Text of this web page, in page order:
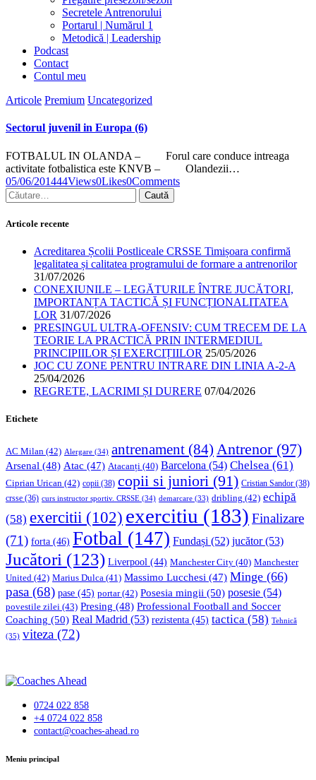
Secretele Antrenorului
Portarul | Numărul 1
Metodică | Leadership
Podcast
Contact
Contul meu
facebook-
twitter-
dribble-
instagram
Articole Premium Uncategorized
Sectorul juvenil in Europa (6)
FOTBALUL IN OLANDA – Forul care conduce intreaga
activitate fotbalistica este KNVB – Olandezii…
05/06/201444Views0Likes0Comments
Caută
după:
Articole recente
Acreditarea Școlii Postliceale CRSSE Timișoara confirmă
legalitatea și calitatea programului de formare a antrenorilor
31/07/2026
CONEXIUNILE – LEGĂTURILE ÎNTRE JUCĂTORI,
IMPORTANȚA TACTICĂ ȘI FUNCȚIONALITATEA
LOR 31/07/2026
PRESINGUL ULTRA-OFENSIV: CUM TRECEM DE LA
TEORIE LA PRACTICĂ PRIN INTERMEDIUL
PRINCIPIILOR ȘI EXERCIȚIILOR 25/05/2026
JOC CU ZONE PENTRU INTRARE DIN LINIA A-2-A
25/04/2026
REGRETE, LACRIMI ȘI DURERE 07/04/2026
Etichete
AC Milan (42) Alergare (34) antrenament (84) Antrenor(97)
Arsenal (48) Atac (47) Atacanți (40) Barcelona (54) Chelsea (61)
Ciprian Urican (42) copii (38) copii si juniori (91) Cristian Sandor (38)
crsse (36) curs instructor sportiv. CRSSE (34) demarcare (33) dribling (42) echipă
(58) exercitii (102) exercitiu (183) Finalizare
(71) forta (46) Fotbal (147) Fundași (52) jucător(53)
Jucători (123) Liverpool (44) Manchester City (40) Manchester
United (42) Marius Dulca (41) Massimo Lucchesi (47) Minge (66)
pasa (68) pase (45) portar(42) Posesia mingii (50) posesie (54)
povestile zilei (43) Presing (48) Professional Football and Soccer
Coaching (50) Real Madrid (53) rezistenta (45) tactica (58) Tehnică
(35) viteza (72)
0724 022 858
+4 0724 022 858
contact@coaches-ahead.ro
facebook-
Meniu principal